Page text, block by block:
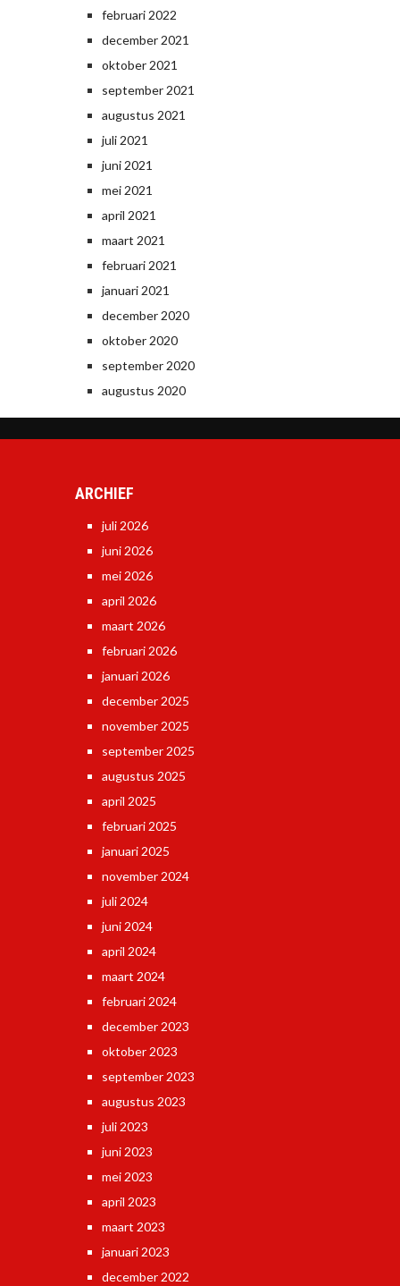
februari 2022
december 2021
oktober 2021
september 2021
augustus 2021
juli 2021
juni 2021
mei 2021
april 2021
maart 2021
februari 2021
januari 2021
december 2020
oktober 2020
september 2020
augustus 2020
ARCHIEF
juli 2026
juni 2026
mei 2026
april 2026
maart 2026
februari 2026
januari 2026
december 2025
november 2025
september 2025
augustus 2025
april 2025
februari 2025
januari 2025
november 2024
juli 2024
juni 2024
april 2024
maart 2024
februari 2024
december 2023
oktober 2023
september 2023
augustus 2023
juli 2023
juni 2023
mei 2023
april 2023
maart 2023
januari 2023
december 2022